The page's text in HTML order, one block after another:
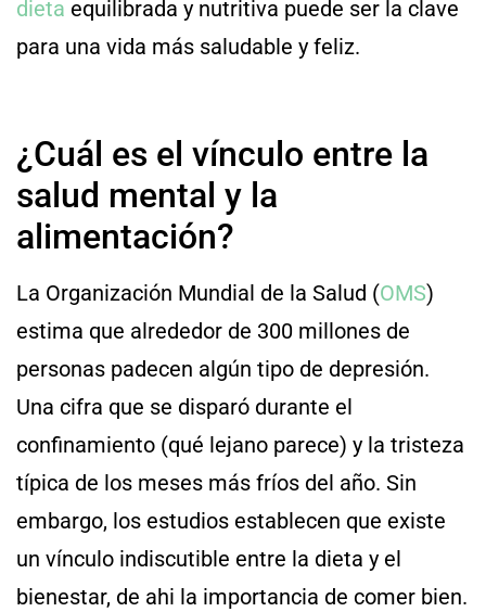
dieta equilibrada y nutritiva puede ser la clave
para una vida más saludable y feliz.
¿Cuál es el vínculo entre la
salud mental y la
alimentación?
La Organización Mundial de la Salud (OMS)
estima que alrededor de 300 millones de
personas padecen algún tipo de depresión.
Una cifra que se disparó durante el
confinamiento (qué lejano parece) y la tristeza
típica de los meses más fríos del año. Sin
embargo, los estudios establecen que existe
un vínculo indiscutible entre la dieta y el
bienestar, de ahi la importancia de comer bien.